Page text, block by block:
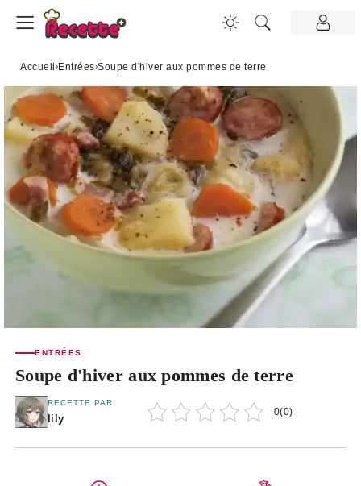
Accueil ›Entrées›Soupe d'hiver aux pommes de terre
ENTRÉES
Soupe d'hiver aux pommes de terre
RECETTE PAR
lily
0(0)